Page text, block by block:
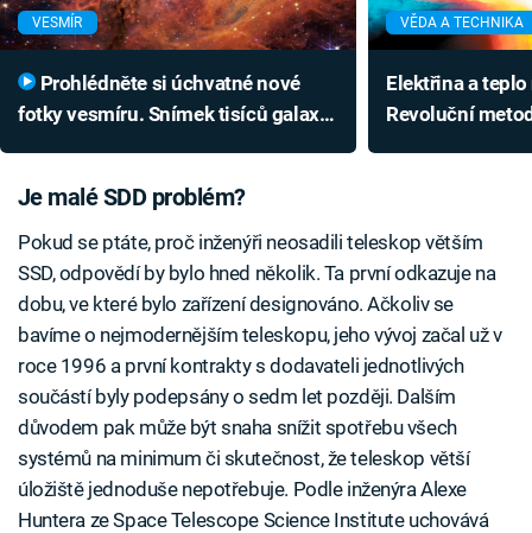
VESMÍR
fotky vesmíru. Snímek tisíců galaxií
VĚDA A TECHNIKA
Elektřina a
Revoluční
Je malé SDD problém?
Pokud se ptáte, proč inženýři neosadili teleskop větším
SSD, odpovědí by bylo hned několik. Ta první odkazuje na
dobu, ve které bylo zařízení designováno. Ačkoliv se
bavíme o nejmodernějším teleskopu, jeho vývoj začal už v
roce 1996 a první kontrakty s dodavateli jednotlivých
součástí byly podepsány o sedm let později. Dalším
důvodem pak může být snaha snížit spotřebu všech
systémů na minimum či skutečnost, že teleskop větší
úložiště jednoduše nepotřebuje. Podle inženýra Alexe
Huntera ze Space Telescope Science Institute uchovává